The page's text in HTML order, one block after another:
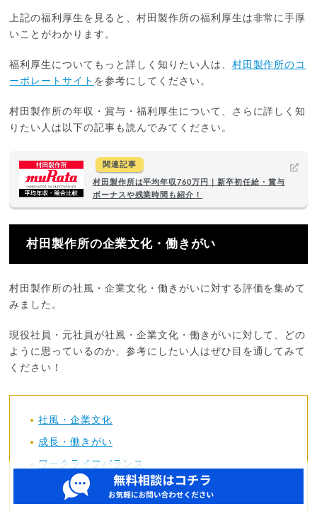
上記の福利厚生を見ると、村田製作所の福利厚生は非常に手厚
いことがわかります。
福利厚生についてもっと詳しく知りたい人は、 村田製作所のコ
ーポレートサイト を参考にしてください。
村田製作所の年収・賞与・福利厚生について、さらに詳しく知
りたい人は以下の記事も読んでみてください。
関連記事
村田製作所は平均年収760万円｜新卒初任給・賞与
ボーナスや残業時間も紹介！
村田製作所の企業文化・働きがい
村田製作所の社風・企業文化・働きがいに対する評価を集めて
みました。
現役社員・元社員が社風・企業文化・働きがいに対して、どの
ように思っているのか、参考にしたい人はぜひ目を通してみて
ください！
社風・企業文化
成長・働きがい
ワークライフバランス
村田製作所の評判・口コミ